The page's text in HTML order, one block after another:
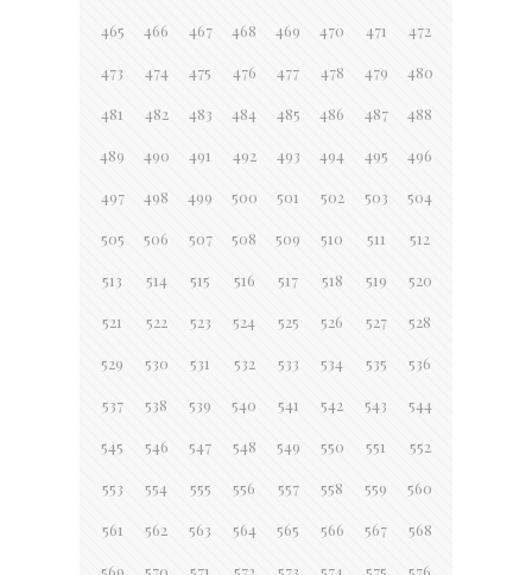
465 466 467 468 469 470 471 472
473 474 475 476 477 478 479 480
481 482 483 484 485 486 487 488
489 490 491 492 493 494 495 496
497 498 499 500 501 502 503 504
505 506 507 508 509 510 511 512
513 514 515 516 517 518 519 520
521 522 523 524 525 526 527 528
529 530 531 532 533 534 535 536
537 538 539 540 541 542 543 544
545 546 547 548 549 550 551 552
553 554 555 556 557 558 559 560
561 562 563 564 565 566 567 568
569 570 571 572 573 574 575 576